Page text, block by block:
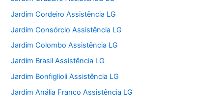
Jardim Cordeiro Assistência LG
Jardim Consórcio Assistência LG
Jardim Colombo Assistência LG
Jardim Brasil Assistência LG
Jardim Bonfiglioli Assistência LG
Jardim Anália Franco Assistência LG